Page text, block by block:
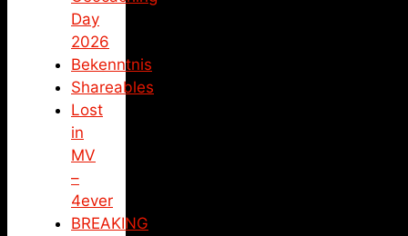
Day
2026
Bekenntnis
Shareables
Lost
in
MV
–
4ever
BREAKING